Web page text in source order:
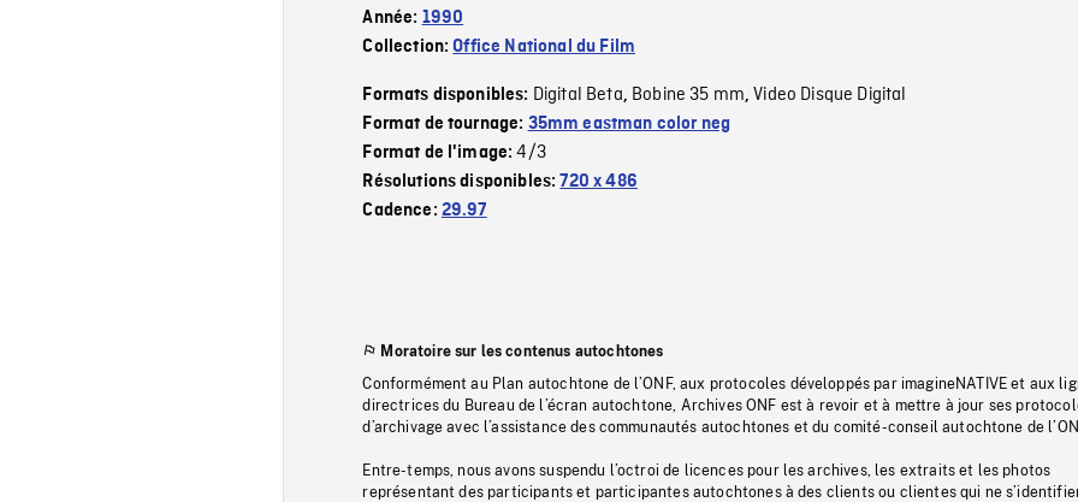
Année: 1990
Collection:Office National du Film
Formats disponibles: Digital Beta, Bobine 35 mm,Video Disque Digital
Format de tournage: 35mm eastman color neg
Format de l'image:4/3
Résolutions disponibles:720 x 486
Cadence: 29.97
Moratoire sur les contenus autochtones
Conformément au Plan autochtone de l’ONF, aux protocoles développés par imagineNATIVE et aux
directrices du Bureau de l’écran autochtone, Archives ONF est à revoir et à mettre à jour ses
d’archivage avec l’assistance des communautés autochtones et du comité-conseil autochtone de
Entre-temps, nous avons suspendu l’octroi de licences pour les archives, les extraits et les photos
représentant des participants et participantes autochtones à des clients ou clientes qui ne